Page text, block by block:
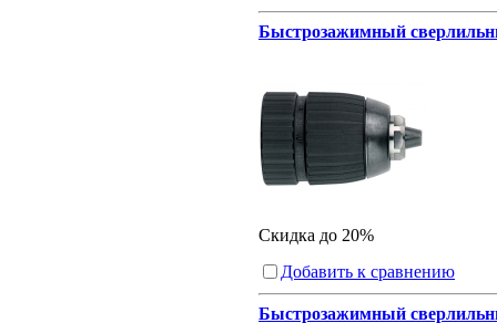
Быстрозажимный
Скидка до 20%
Добавить к сравнению
Быстрозажимный